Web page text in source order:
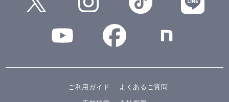
ご利用ガイド
よくあるご質問